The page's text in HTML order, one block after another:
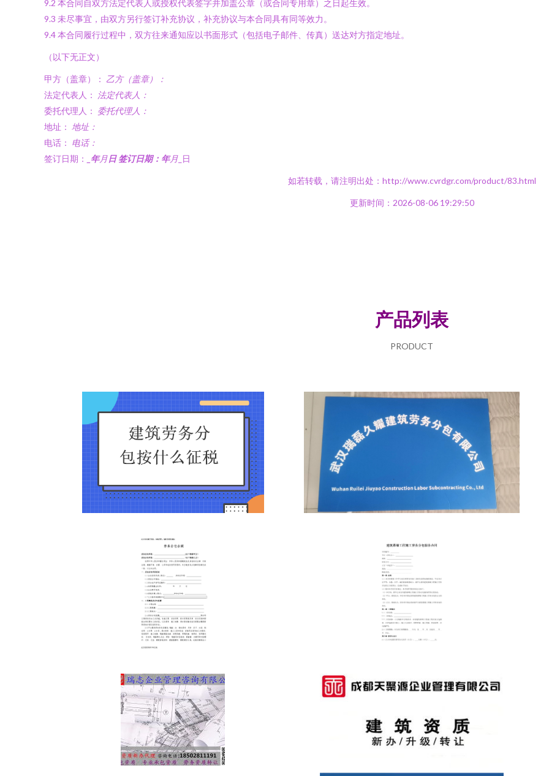
9.2 本合同自双方法定代表人或授权代表签字并加盖公章（或合同专用章）之日起生效。
9.3 未尽事宜，由双方另行签订补充协议，补充协议与本合同具有同等效力。
9.4 本合同履行过程中，双方往来通知应以书面形式（包括电子邮件、传真）送达对方指定地址。
（以下无正文）
甲方（盖章）： 乙方（盖章）：
法定代表人：
法定代表人：
委托代理人： 委托代理人：
地址： 地址：
电话： 电话：
签订日期：
_年月日 签订日期： 年月 _日
如若转载，请注明出处：http://www.cvrdgr.com/product/83.html
更新时间：2026-08-06 19:29:50
产品列表
PRODUCT